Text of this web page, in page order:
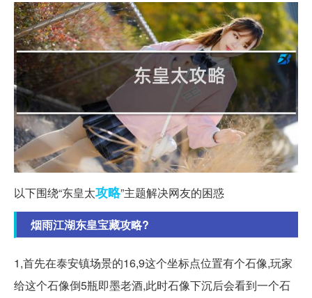
以下围绕“东皇太攻略”主题解决网友的困惑
烟雨江湖东皇宝藏攻略?
1,首先在泰安镇场景的16,9这个坐标点位置有个石像,玩家
给这个石像倒5瓶即墨老酒,此时石像下沉后会看到一个石